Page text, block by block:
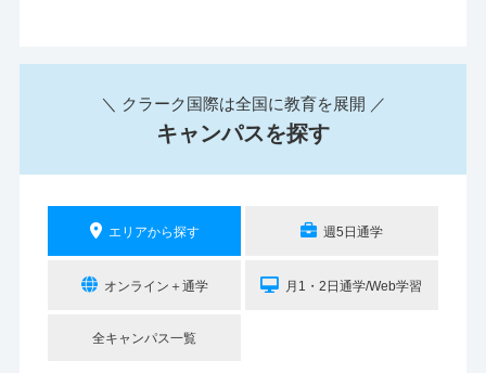
＼ クラーク国際は全国に教育を展開 ／
キャンパスを探す
エリアから探す 週5日通学
オンライン＋通学 月1・2日通学/Web学習
全キャンパス一覧